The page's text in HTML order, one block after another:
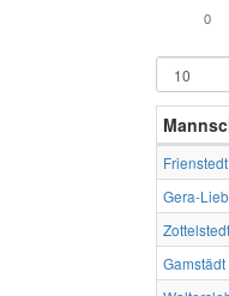
0
Frienstedt
Gera-
Zottelstedt
Gamstädt